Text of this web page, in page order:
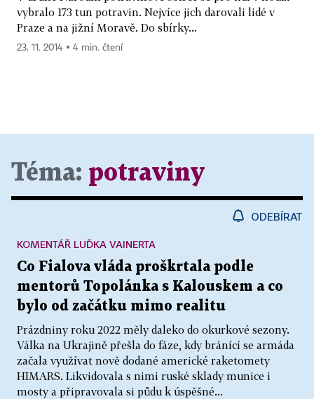
vybralo 173 tun potravin. Nejvíce jich darovali lidé v
Praze a na jižní Moravě. Do sbírky...
23. 11. 2014 ▪ 4 min. čtení
Téma: potraviny
ODEBÍRAT
Co Fialova vláda proškrtala podle
mentorů Topolánka s Kalouskem a co
bylo od začátku mimo realitu
Prázdniny roku 2022 měly daleko do okurkové sezony.
Válka na Ukrajině přešla do fáze, kdy bránící se armáda
začala využívat nově dodané americké raketomety
HIMARS. Likvidovala s nimi ruské sklady munice i
mosty a připravovala si půdu k úspěšné...
KOMENTÁŘ LUĎKA VAINERTA